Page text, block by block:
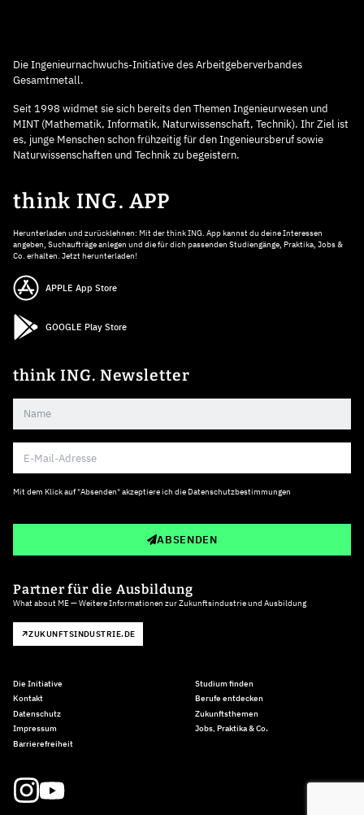
Die Ingenieurnachwuchs-Initiative des Arbeitgeberverbandes
Gesamtmetall.
Seit 1998 widmet sie sich bereits den Themen Ingenieurwesen und
MINT (Mathematik, Informatik, Naturwissenschaft, Technik). Ihr Ziel ist
es, junge Menschen schon frühzeitig für den Ingenieursberuf sowie
Naturwissenschaften und Technik zu begeistern.
think ING. APP
Herunterladen und zurücklehnen: Mit der think ING. App kannst du deine Interessen
angeben, Suchaufträge anlegen und die für dich passenden Studiengänge, Praktika, Jobs &
Co. erhalten. Jetzt herunterladen!
APPLE App Store
GOOGLE Play Store
think ING. Newsletter
Mit dem Klick auf "Absenden" akzeptiere ich die Datenschutzbestimmungen
ABSENDEN
Partner für die Ausbildung
What about ME — Weitere Informationen zur Zukunftsindustrie und Ausbildung
ZUKUNFTSINDUSTRIE.DE
Die Initiative
Kontakt
Datenschutz
Impressum
Barrierefreiheit
Studium finden
Berufe entdecken
Zukunftsthemen
Jobs, Praktika & Co.